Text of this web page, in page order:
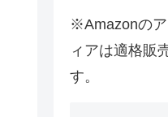
※Amazonの
ィアは適格販
す。